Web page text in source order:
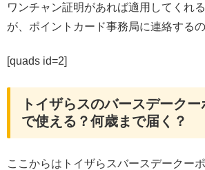
ワンチャン証明があれば適用してくれ
が、ポイントカード事務局に連絡するの
[quads id=2]
トイザらスのバースデーク
で使える？何歳まで届く？
ここからはトイザらスバースデークー